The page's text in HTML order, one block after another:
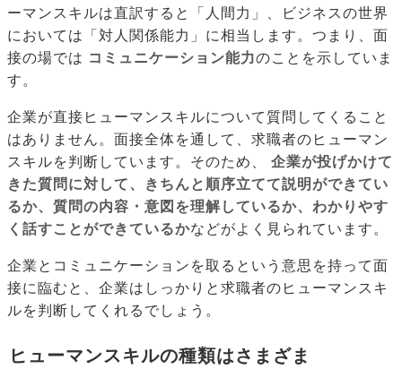
ーマンスキルは直訳すると「人間力」、ビジネスの世界
においては「対人関係能力」に相当します。つまり、面
接の場では コミュニケーション能力のことを示していま
す。
企業が直接ヒューマンスキルについて質問してくること
はありません。面接全体を通して、求職者のヒューマン
スキルを判断しています。そのため、
企業が投げかけて
きた質問に対して、きちんと順序立てて説明ができてい
るか、質問の内容・意図を理解しているか、わかりやす
く話すことができているかなどがよく見られています。
企業とコミュニケーションを取るという意思を持って面
接に臨むと、企業はしっかりと求職者のヒューマンスキ
ルを判断してくれるでしょう。
ヒューマンスキルの種類はさまざま